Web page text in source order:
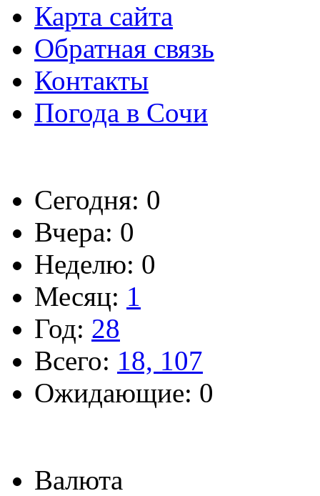
Карта сайта
Обратная связь
Контакты
Погода в Сочи
Сегодня: 0
Вчера: 0
Неделю: 0
Месяц: 1
Год: 28
Всего: 18, 107
Ожидающие: 0
Валюта